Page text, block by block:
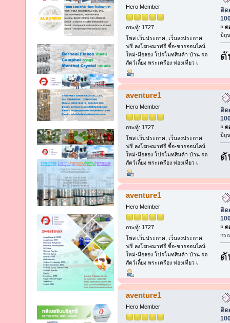
Hero Member
กระทู้: 1727
โพส เว็บประกาศ, เว็บลงประกาศ
ฟรี ลงโฆษณาฟรี ซื้อ-ขายออนไลน์
ใหม่-มือสอง โปรโมทสินค้า บ้าน รถ
สัตว์เลี้ยง พระเครื่อง ท่องเที่ยว เ
ติด
« ต
มิถุ
ดั
aventure1
Hero Member
กระทู้: 1727
โพส เว็บประกาศ, เว็บลงประกาศ
ฟรี ลงโฆษณาฟรี ซื้อ-ขายออนไลน์
ใหม่-มือสอง โปรโมทสินค้า บ้าน รถ
สัตว์เลี้ยง พระเครื่อง ท่องเที่ยว เ
ติด
« ต
มิถุ
ดั
aventure1
Hero Member
กระทู้: 1727
โพส เว็บประกาศ, เว็บลงประกาศ
ฟรี ลงโฆษณาฟรี ซื้อ-ขายออนไลน์
ใหม่-มือสอง โปรโมทสินค้า บ้าน รถ
สัตว์เลี้ยง พระเครื่อง ท่องเที่ยว เ
ติด
« ต
กร
ดั
aventure1
Hero Member
ติด